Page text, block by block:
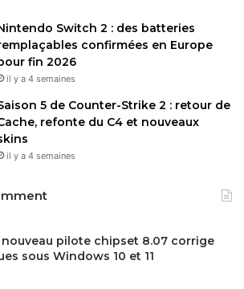
Switch 2 : des batteries
confirmées en Europe
fin 2026
il y a 4 semaines
5 de Counter-Strike 2 : retour de
refonte du C4 et nouveaux
il y a 4 semaines
nouveau pilote chipset 8.07 corrige
sous Windows 10 et 11